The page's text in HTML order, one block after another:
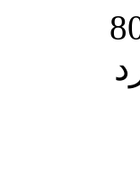
با کیفیت 800